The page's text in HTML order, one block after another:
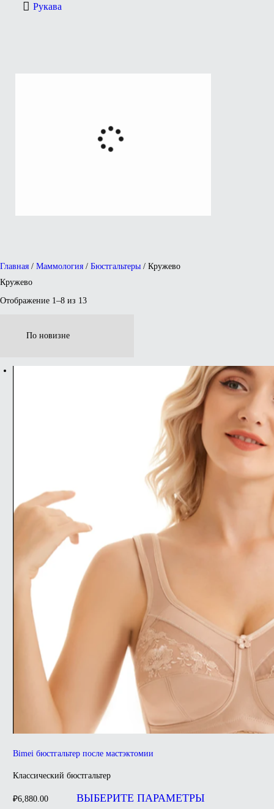
Главная / Маммология / Бюстгальтеры / Кружево
Кружево
Отображение 1–8 из 13
Bimei бюстгальтер после мастэктомии
Классический бюстгальтер
₽6,880.00 ВЫБЕРИТЕ ПАРАМЕТРЫ
Рукава